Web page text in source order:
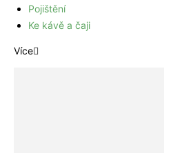
Pojištění
Ke kávě a čaji
Více